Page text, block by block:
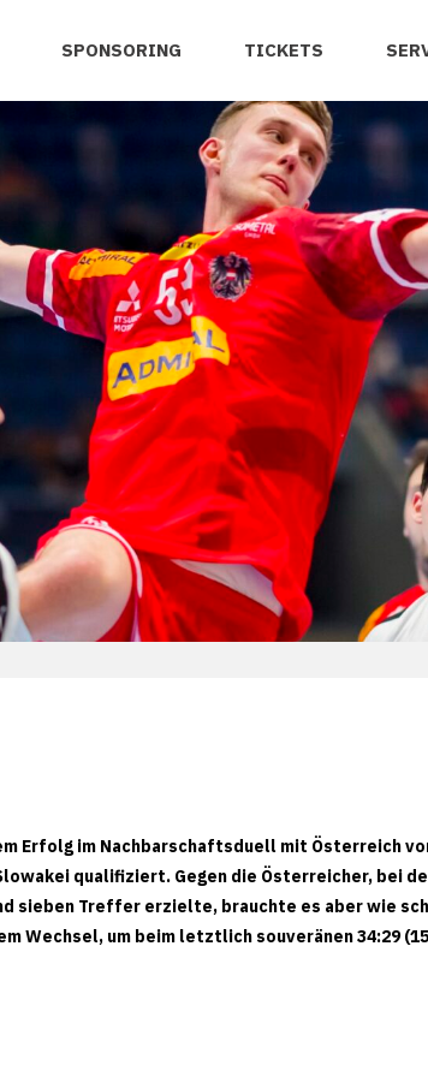
SPONSORING TICKETS
Erfolg im Nachbarschaftsduell mit Österreich
qualifiziert. Gegen die Österreicher, bei
sieben Treffer erzielte, brauchte es aber wie
Wechsel, um beim letztlich souveränen 34:29